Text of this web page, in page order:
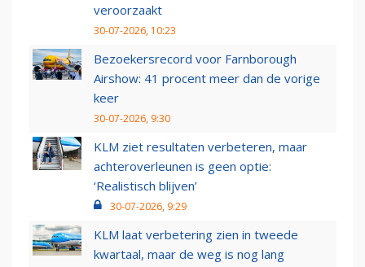
veroorzaakt
30-07-2026, 10:23
Bezoekersrecord voor Farnborough
Airshow: 41 procent meer dan de vorige
keer
30-07-2026, 9:30
KLM ziet resultaten verbeteren, maar
achteroverleunen is geen optie:
‘Realistisch blijven’
30-07-2026, 9:29
KLM laat verbetering zien in tweede
kwartaal, maar de weg is nog lang